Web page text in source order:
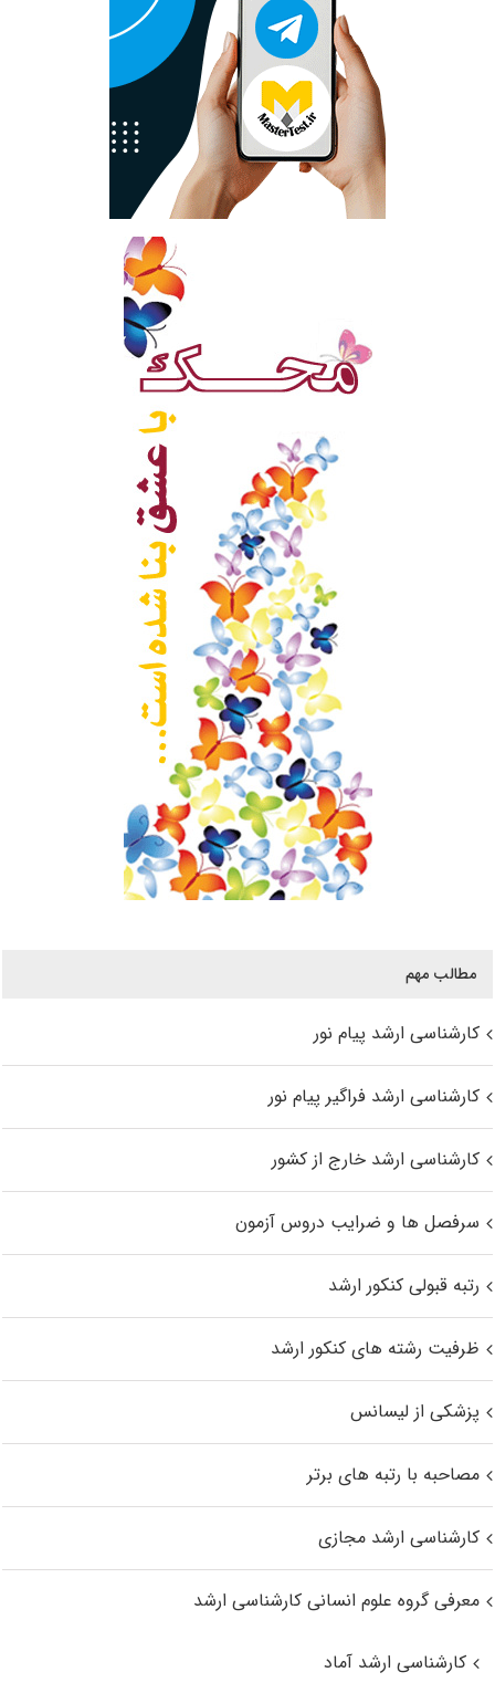
مطالب مهم
کارشناسی ارشد پیام نور
کارشناسی ارشد فراگیر پیام نور
کارشناسی ارشد خارج از کشور
سرفصل ها و ضرایب دروس آزمون
رتبه قبولی کنکور ارشد
ظرفیت رشته های کنکور ارشد
پزشکی از لیسانس
مصاحبه با رتبه های برتر
کارشناسی ارشد مجازی
معرفی گروه علوم انسانی کارشناسی ارشد
کارشناسی ارشد آماد